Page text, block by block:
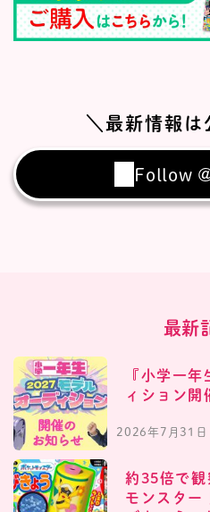
＼最新情報は
Follow
最新
『小学一
ィション開
2026年7月31日
約35倍で観
モンスター